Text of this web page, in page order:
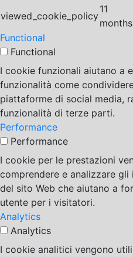
viewed_cookie_policy
11
months
Functional
Functional
I cookie funzionali aiutano a
funzionalità come
piattaforme di social media,
funzionalità di terze parti.
Performance
Performance
I cookie per le prestazioni
comprendere e analizzare
del sito Web che aiutano a
utente per i visitatori.
Analytics
Analytics
I cookie analitici vengono